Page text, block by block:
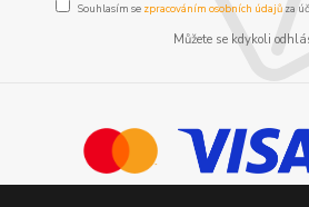
Souhlasím se zpracováním osobních údajůza
Můžete se kdykoli